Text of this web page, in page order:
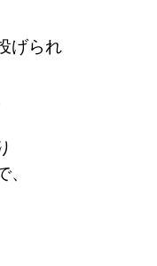
げられ
、